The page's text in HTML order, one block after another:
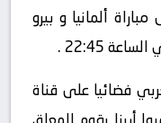
ألمانيا و بيرو
22:45 .
فضائيا على قناة